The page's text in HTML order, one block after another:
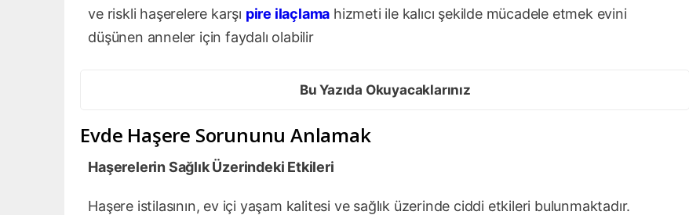
ve riskli haşerelere karşı pire ilaçlama hizmeti ile kalıcı şekilde mücadele etmek evini
düşünen anneler için faydalı olabilir
Bu Yazıda Okuyacaklarınız
Evde Haşere Sorununu Anlamak
Haşerelerin Sağlık Üzerindeki Etkileri
Haşere istilasının, ev içi yaşam kalitesi ve sağlık üzerinde ciddi etkileri bulunmaktadır.